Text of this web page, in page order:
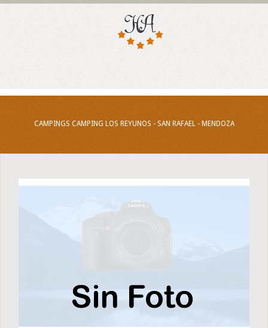
CAMPINGS CAMPING LOS REYUNOS - SAN RAFAEL - MENDOZA